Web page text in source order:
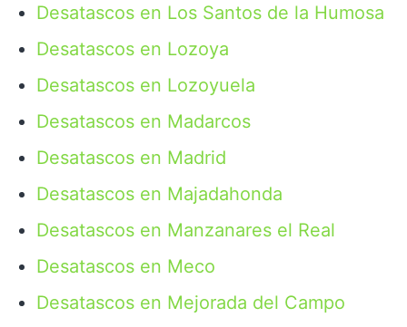
Desatascos en Los Santos de la Humosa
Desatascos en Lozoya
Desatascos en Lozoyuela
Desatascos en Madarcos
Desatascos en Madrid
Desatascos en Majadahonda
Desatascos en Manzanares el Real
Desatascos en Meco
Desatascos en Mejorada del Campo